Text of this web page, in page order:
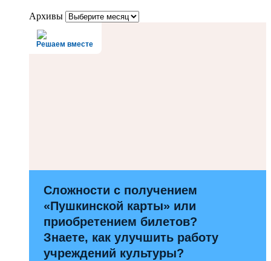
Архивы
Решаем вместе
Сложности с получением
«Пушкинской карты» или
приобретением билетов?
Знаете, как улучшить работу
учреждений культуры?